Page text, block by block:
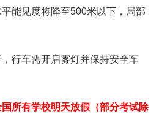
能见度将降至500米以下，局部
行车需开启雾灯并保持安全车
所有学校明天放假（部分考试除